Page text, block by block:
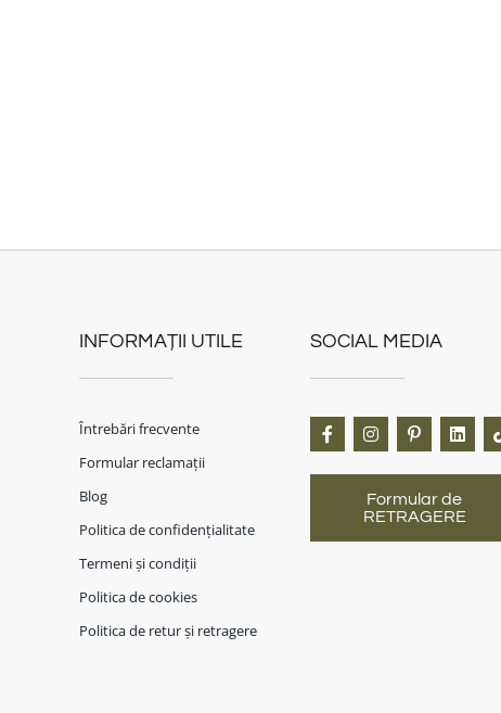
INFORMAȚII UTILE
Întrebări frecvente
Formular reclamații
Blog
Politica de confidențialitate
Termeni și condiții
Politica de cookies
Politica de retur și retragere
SOCIAL MEDIA
Formular de
RETRAGERE